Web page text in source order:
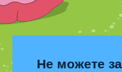
Не можете